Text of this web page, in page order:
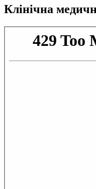
Клінічна